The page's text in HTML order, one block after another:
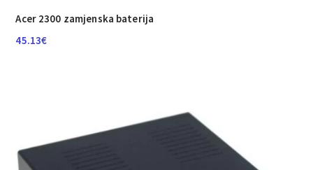
Acer 2300 zamjenska baterija
45.13€